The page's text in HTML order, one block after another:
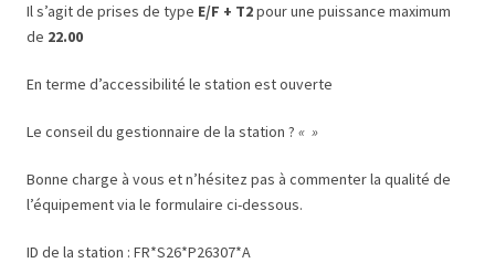
Il s’agit de prises de type E/F + T2pour une puissance maximum
de 22.00
En terme d’accessibilité le station est ouverte
Le conseil du gestionnaire de la station ? « »
Bonne charge à vous et n’hésitez pas à commenter la qualité de
l’équipement via le formulaire ci-dessous.
ID de la station : FR*S26*P26307*A